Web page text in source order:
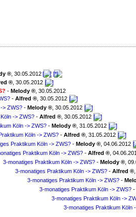
, 30.05.2012
, 30.05.2012
- Melody , 30.05.2012
- Alfred , 30.05.2012
> ZWS?- Melody , 30.05.2012
-> ZWS?- Alfred , 30.05.2012
Köln -> ZWS?- Melody , 31.05.2012
Köln -> ZWS?- Alfred , 31.05.2012
Praktikum Köln -> ZWS?- Melody , 04.06.2012
Praktikum Köln -> ZWS?- Alfred ,
3-monatiges Praktikum Köln -> ZWS?- Melody ,
3-monatiges Praktikum Köln -> ZWS?- Alfred ,
3-monatiges Praktikum Köln -> ZWS?-
3-monatiges Praktikum Köln -> ZWS?-
3-monatiges Praktikum Köln ->
3-monatiges Praktikum Köln